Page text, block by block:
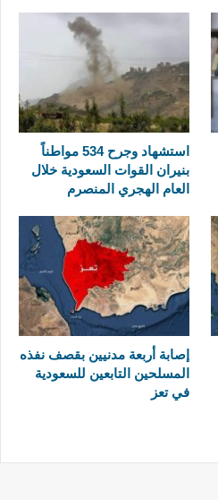
استشهاد وجرح 534 مواطناً
بنيران القوات السعودية خلال
العام الهجري المنصرم
إصابة أربعة مدنيين بقصف نفذه
المسلحين التابعين للسعودية
في تعز